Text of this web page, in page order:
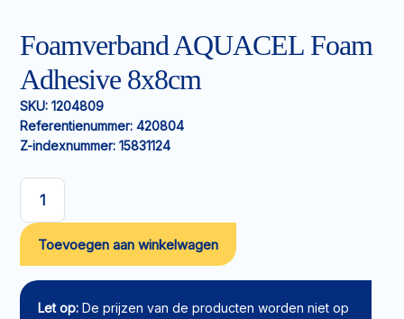
Foamverband AQUACEL Foam
Adhesive 8x8cm
SKU: 1204809
Referentienummer: 420804
Z-indexnummer: 15831124
Foamverband
AQUACEL
Foam
Adhesive
8x8cm
aantal
Toevoegen aan winkelwagen
Let op: De prijzen van de producten worden niet op